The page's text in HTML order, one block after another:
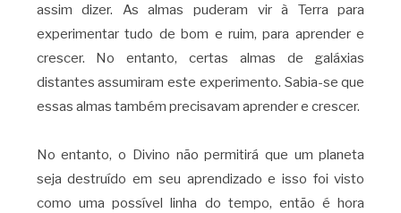
assim dizer. As almas puderam vir à Terra para
experimentar tudo de bom e ruim, para aprender e
crescer. No entanto, certas almas de galáxias
distantes assumiram este experimento. Sabia-se que
essas almas também precisavam aprender e crescer.
No entanto, o Divino não permitirá que um planeta
seja destruído em seu aprendizado e isso foi visto
como uma possível linha do tempo, então é hora